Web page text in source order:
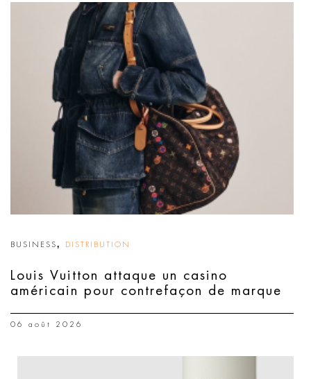
BUSINESS, DISTRIBUTION
Louis Vuitton attaque un casino
américain pour contrefaçon de marque
06 août 2026